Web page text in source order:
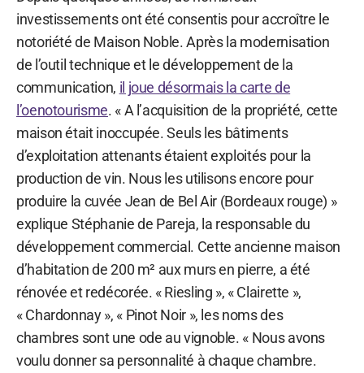
investissements ont été consentis pour accroître le
notoriété de Maison Noble. Après la modernisation
de l’outil technique et le développement de la
communication, il joue désormais la carte de
l’oenotourisme. « A l’acquisition de la propriété, cette
maison était inoccupée. Seuls les bâtiments
d’exploitation attenants étaient exploités pour la
production de vin. Nous les utilisons encore pour
produire la cuvée Jean de Bel Air (Bordeaux rouge) »
explique Stéphanie de Pareja, la responsable du
développement commercial. Cette ancienne maison
d’habitation de 200 m² aux murs en pierre, a été
rénovée et redécorée. « Riesling », « Clairette »,
« Chardonnay », « Pinot Noir », les noms des
chambres sont une ode au vignoble. « Nous avons
voulu donner sa personnalité à chaque chambre.